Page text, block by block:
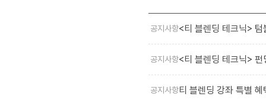
공지사항<티 블렌딩 테크닉>
공지사항<티 블렌딩 테크닉>
공지사항티 블렌딩 강좌 특별